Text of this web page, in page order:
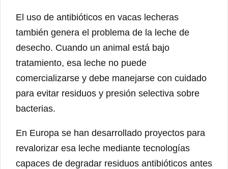
El uso de antibióticos en vacas lecheras
también genera el problema de la leche de
desecho. Cuando un animal está bajo
tratamiento, esa leche no puede
comercializarse y debe manejarse con cuidado
para evitar residuos y presión selectiva sobre
bacterias.
En Europa se han desarrollado proyectos para
revalorizar esa leche mediante tecnologías
capaces de degradar residuos antibióticos antes